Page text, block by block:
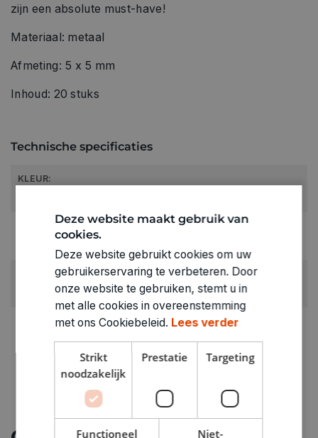
zijn een absolute must-have!
Materiaal: metaal
Afmeting: 5 x 5 mm
Inhoud: 20 stuks
Technische specificaties
KLEUR:
RUBRIEK:
ARTIKELNUMMER
0370242
Deze website maakt gebruik van
cookies.
Deze website gebruikt cookies om uw
gebruikerservaring te verbeteren. Door
onze website te gebruiken, stemt u in
met alle cookies in overeenstemming
met ons Cookiebeleid. Lees verder
Strikt
noodzakelijk
Prestatie Targeting
Functioneel Niet-